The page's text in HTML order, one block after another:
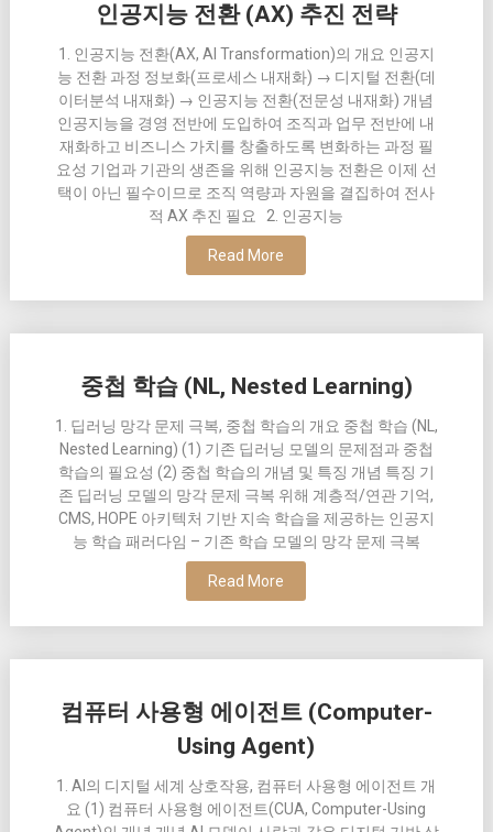
인공지능 전환 (AX) 추진 전략
1. 인공지능 전환(AX, AI Transformation)의 개요 인공지
능 전환 과정 정보화(프로세스 내재화) → 디지털 전환(데
이터분석 내재화) → 인공지능 전환(전문성 내재화) 개념
인공지능을 경영 전반에 도입하여 조직과 업무 전반에 내
재화하고 비즈니스 가치를 창출하도록 변화하는 과정 필
요성 기업과 기관의 생존을 위해 인공지능 전환은 이제 선
택이 아닌 필수이므로 조직 역량과 자원을 결집하여 전사
적 AX 추진 필요 2. 인공지능
Read More
중첩 학습 (NL, Nested Learning)
1. 딥러닝 망각 문제 극복, 중첩 학습의 개요 중첩 학습 (NL,
Nested Learning) (1) 기존 딥러닝 모델의 문제점과 중첩
학습의 필요성 (2) 중첩 학습의 개념 및 특징 개념 특징 기
존 딥러닝 모델의 망각 문제 극복 위해 계층적/연관 기억,
CMS, HOPE 아키텍처 기반 지속 학습을 제공하는 인공지
능 학습 패러다임 – 기존 학습 모델의 망각 문제 극복
Read More
컴퓨터 사용형 에이전트 (Computer-
Using Agent)
1. AI의 디지털 세계 상호작용, 컴퓨터 사용형 에이전트 개
요 (1) 컴퓨터 사용형 에이전트(CUA, Computer-Using